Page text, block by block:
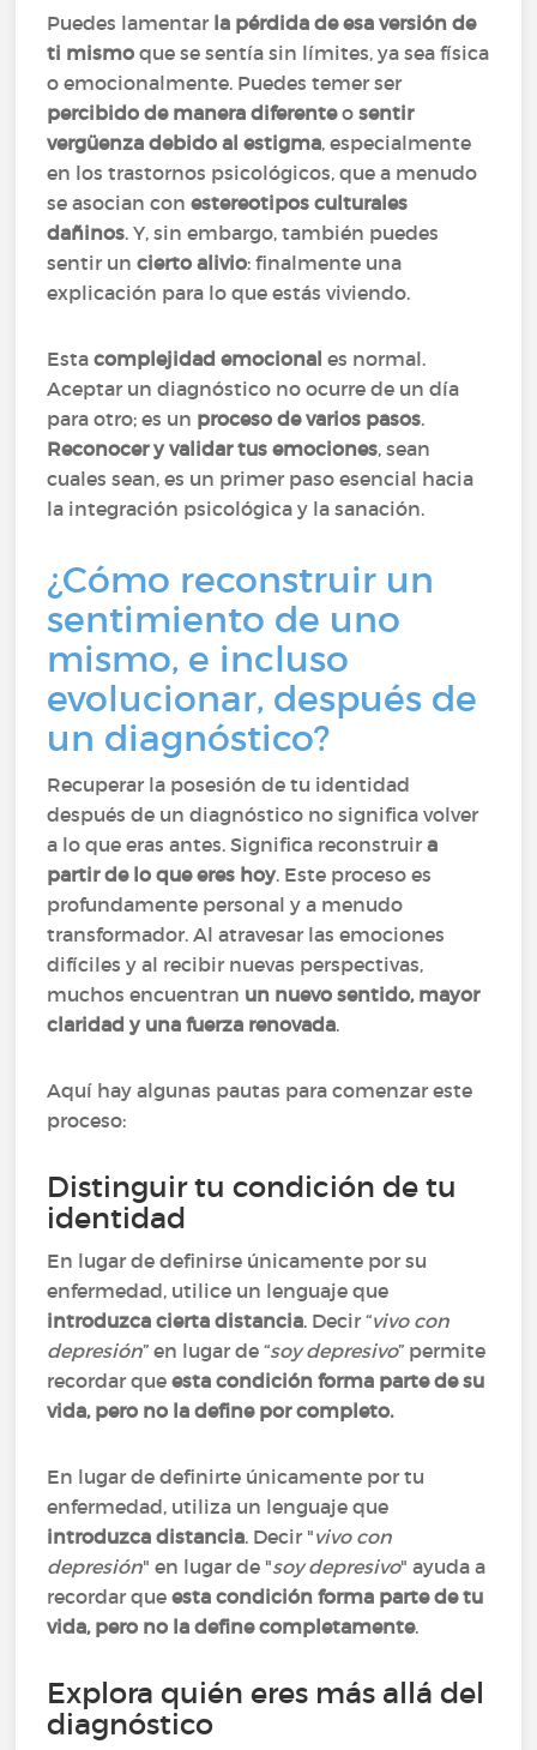
Puedes lamentar la pérdida de esa versión de
ti mismo que se sentía sin límites, ya sea física
o emocionalmente. Puedes temer ser
percibido de manera diferenteosentir
vergüenza debido al estigma, especialmente
en los trastornos psicológicos, que a menudo
se asocian conestereotipos culturales
dañinos. Y, sin embargo, también puedes
sentir uncierto alivio: finalmente una
explicación para lo que estás viviendo.
Estacomplejidad emocional es normal.
Aceptar un diagnóstico no ocurre de un día
para otro; es un proceso de varios pasos.
Reconocer y validar tus emociones, sean
cuales sean, es un primer paso esencial hacia
la integración psicológica y la sanación.
¿Cómo reconstruir un
sentimiento de uno
mismo, e incluso
evolucionar, después de
un diagnóstico?
Recuperar la posesión de tu identidad
después de un diagnóstico no significa volver
a lo que eras antes. Significa reconstruira
partir de lo que eres hoy. Este proceso es
profundamente personal y a menudo
transformador. Al atravesar las emociones
difíciles y al recibir nuevas perspectivas,
muchos encuentran un nuevo sentido, mayor
claridad y una fuerza renovada.
Aquí hay algunas pautas para comenzar este
proceso:
Distinguir tu condición de tu
identidad
En lugar de definirse únicamente por su
enfermedad, utilice un lenguaje que
introduzca cierta distancia. Decir “vivo con
depresión” en lugar de “soy depresivo” permite
recordar queesta condición forma parte de su
vida, pero no la define por completo.
En lugar de definirte únicamente por tu
enfermedad, utiliza un lenguaje que
introduzca distancia. Decir "vivo con
depresión" en lugar de "soy depresivo" ayuda a
recordar queesta condición forma parte de tu
vida, pero no la define completamente.
Explora quién eres más allá del
diagnóstico